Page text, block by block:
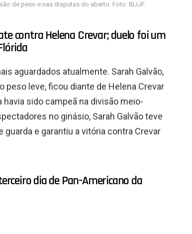
de peso e nas disputas do aberto. Foto: IBJJF
contra Helena Crevar; duelo foi um
aguardados atualmente. Sarah Galvão,
peso leve, ficou diante de Helena Crevar
sido campeã na divisão meio-
no ginásio, Sarah Galvão teve
e garantiu a vitória contra Crevar
dia de Pan-Americano da